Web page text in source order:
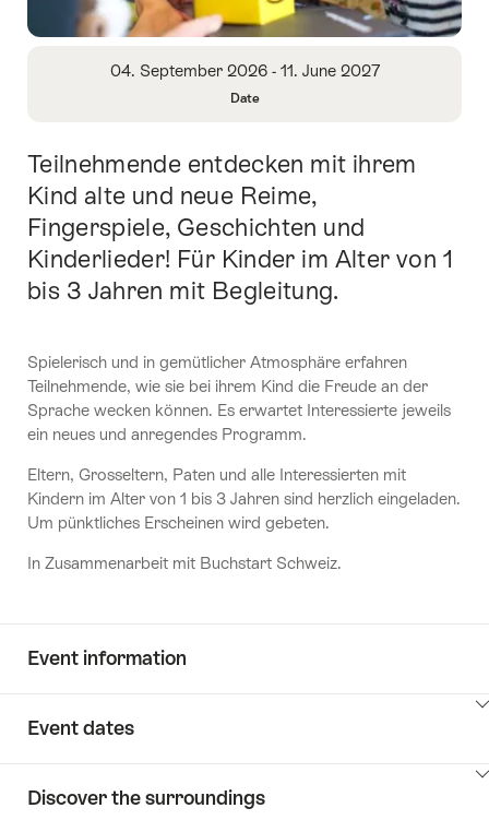
About
Date
Date
04. September 2026 - 11. June 2027
Intro
Teilnehmende entdecken mit ihrem
Kind alte und neue Reime,
Fingerspiele, Geschichten und
Kinderlieder! Für Kinder im Alter von 1
bis 3 Jahren mit Begleitung.
Spielerisch und in gemütlicher Atmosphäre erfahren
Teilnehmende, wie sie bei ihrem Kind die Freude an der
Sprache wecken können. Es erwartet Interessierte jeweils
ein neues und anregendes Programm.
Eltern, Grosseltern, Paten und alle Interessierten mit
Kindern im Alter von 1 bis 3 Jahren sind herzlich eingeladen.
Um pünktliches Erscheinen wird gebeten.
In Zusammenarbeit mit Buchstart Schweiz.
Event information
Event dates
Discover the surroundings